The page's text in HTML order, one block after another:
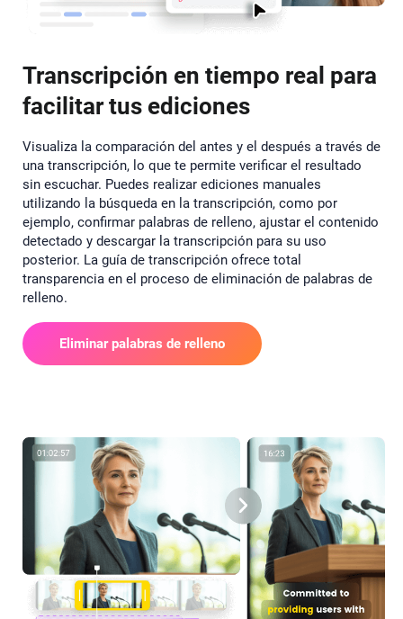
Transcripción en tiempo real para
facilitar tus ediciones
Visualiza la comparación del antes y el después a través de
una transcripción, lo que te permite verificar el resultado
sin escuchar. Puedes realizar ediciones manuales
utilizando la búsqueda en la transcripción, como por
ejemplo, confirmar palabras de relleno, ajustar el contenido
detectado y descargar la transcripción para su uso
posterior. La guía de transcripción ofrece total
transparencia en el proceso de eliminación de palabras de
relleno.
Eliminar palabras de relleno